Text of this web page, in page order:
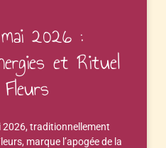
2026 :
et Rituel
2026, traditionnellement
marque l’apogée de la